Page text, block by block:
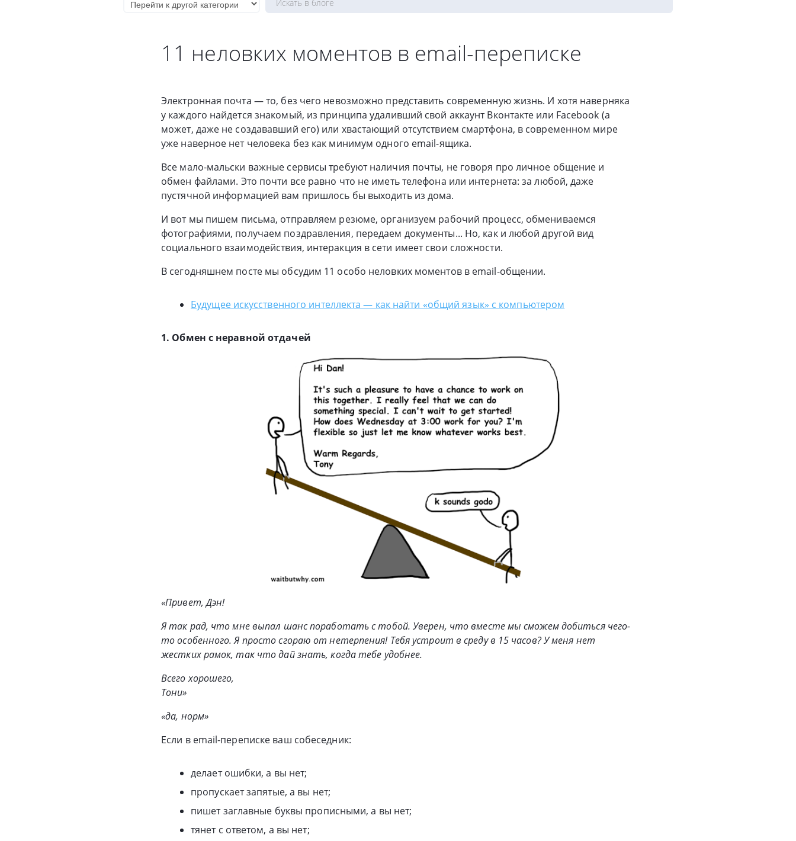
11 неловких моментов в email-переписке
Электронная почта — то, без чего невозможно представить современную жизнь. И хотя наверняка
у каждого найдется знакомый, из принципа удаливший свой аккаунт Вконтакте или Facebook (а
может, даже не создававший его) или хвастающий отсутствием смартфона, в современном мире
уже наверное нет человека без как минимум одного email-ящика.
Все мало-мальски важные сервисы требуют наличия почты, не говоря про личное общение и
обмен файлами. Это почти все равно что не иметь телефона или интернета: за любой, даже
пустячной информацией вам пришлось бы выходить из дома.
И вот мы пишем письма, отправляем резюме, организуем рабочий процесс, обмениваемся
фотографиями, получаем поздравления, передаем документы... Но, как и любой другой вид
социального взаимодействия, интеракция в сети имеет свои сложности.
В сегодняшнем посте мы обсудим 11 особо неловких моментов в email-общении.
Будущее искусственного интеллекта — как найти «общий язык» с компьютером
1. Обмен с неравной отдачей
«Привет, Дэн!
Я так рад, что мне выпал шанс поработать с тобой. Уверен, что вместе мы сможем добиться чего-
то особенного. Я просто сгораю от нетерпения! Тебя устроит в среду в 15 часов? У меня нет
жестких рамок, так что дай знать, когда тебе удобнее.
Всего хорошего,
Тони»
«да, норм»
Если в email-переписке ваш собеседник:
делает ошибки, а вы нет;
пропускает запятые, а вы нет;
пишет заглавные буквы прописными, а вы нет;
тянет с ответом, а вы нет;